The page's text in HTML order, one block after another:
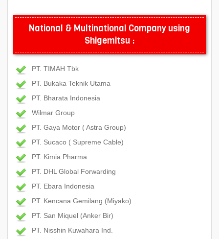
National & Multinational Company using
Shigemitsu :
PT. TIMAH Tbk
PT. Bukaka Teknik Utama
PT. Bharata Indonesia
Wilmar Group
PT. Gaya Motor ( Astra Group)
PT. Sucaco ( Supreme Cable)
PT. Kimia Pharma
PT. DHL Global Forwarding
PT. Ebara Indonesia
PT. Kencana Gemilang (Miyako)
PT. San Miquel (Anker Bir)
PT. Nisshin Kuwahara Ind.